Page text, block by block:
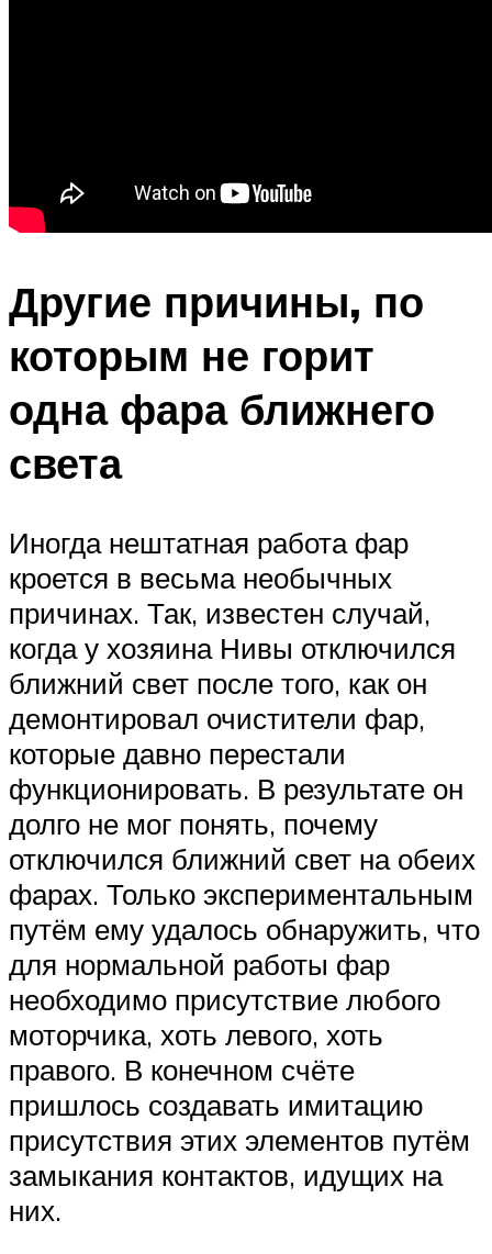
Другие причины, по
которым не горит
одна фара ближнего
света
Иногда нештатная работа фар
кроется в весьма необычных
причинах. Так, известен случай,
когда у хозяина Нивы отключился
ближний свет после того, как он
демонтировал очистители фар,
которые давно перестали
функционировать. В результате он
долго не мог понять, почему
отключился ближний свет на обеих
фарах. Только экспериментальным
путём ему удалось обнаружить, что
для нормальной работы фар
необходимо присутствие любого
моторчика, хоть левого, хоть
правого. В конечном счёте
пришлось создавать имитацию
присутствия этих элементов путём
замыкания контактов, идущих на
них.